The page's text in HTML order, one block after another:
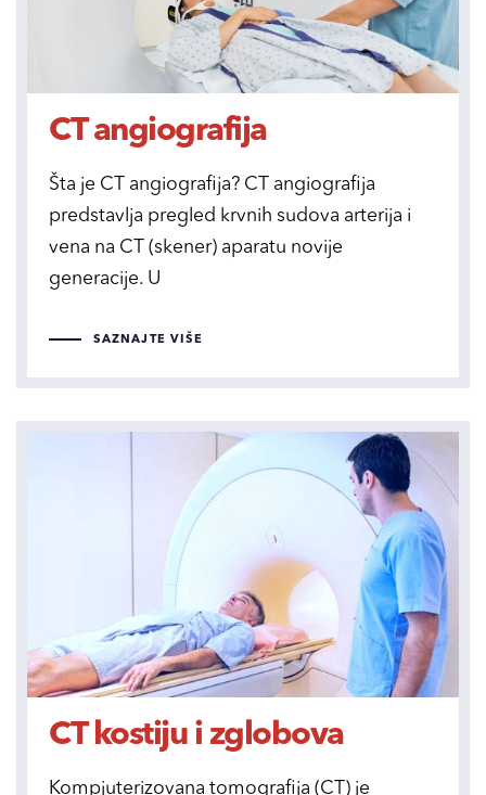
CT angiografija
Šta je CT angiografija? CT angiografija
predstavlja pregled krvnih sudova arterija i
vena na CT (skener) aparatu novije
generacije. U
SAZNAJTE VIŠE
CT kostiju i zglobova
Kompjuterizovana tomografija (CT) je